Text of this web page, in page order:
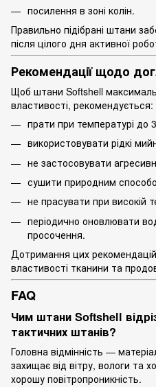
посилення в зоні колін.
Правильно підібрані штани
після цілого дня активної
Рекомендації щодо
Щоб штани Softshell
властивості, рекомендується:
прати при температурі до
використовувати рідкі
не застосовувати
сушити природним
не прасувати при високій
періодично оновлювати
просочення.
Дотримання цих
властивості тканини та
FAQ
Чим штани Softshell
тактичних штанів?
Головна відмінність —
захищає від вітру, вологи та
хорошу повітропроникність.